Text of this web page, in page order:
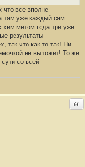
что все вполне
там уже каждый сам
хим метом года три уже
результаты
так что как то так! Ни
не выложит! То же
со всей